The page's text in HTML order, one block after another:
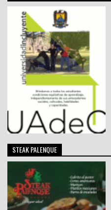
STEAK PALENQUE